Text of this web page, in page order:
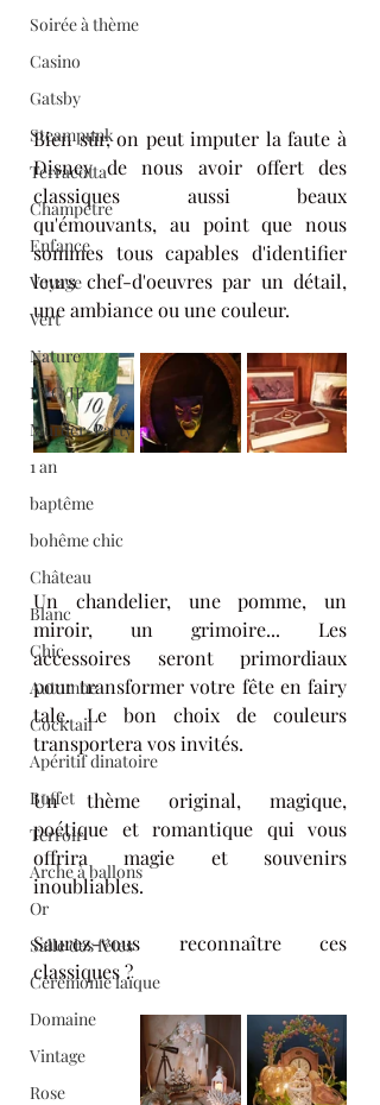
Soirée à thème
Casino
Gatsby
Steampunk
Terracotta
Champêtre
Enfance
Voyage
Vert
Nature
EVG/JF
Murder-Party
1 an
baptême
bohême chic
Château
Blanc
Chic
Automne
Cocktail
Apéritif dinatoire
Buffet
Terroir
Arche à ballons
Or
Salle des fêtes
Cérémonie laïque
Domaine
Vintage
Rose
Bien sûr, on peut imputer la faute à
Disney de nous avoir offert des
classiques aussi beaux
qu'émouvants, au point que nous
sommes tous capables d'identifier
leurs chef-d'oeuvres par un détail,
une ambiance ou une couleur.
Un chandelier, une pomme, un
miroir, un grimoire... Les
accessoires seront primordiaux
pour transformer votre fête en fairy
tale. Le bon choix de couleurs
transportera vos invités.
Un thème original, magique,
poétique et romantique qui vous
offrira magie et souvenirs
inoubliables.
Saurez-vous reconnaître ces
classiques ?